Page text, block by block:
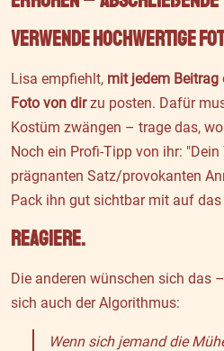
Verwende hochwertige
Lisa empfiehlt, mit jedem
Foto von dirzu posten. Dafür
Kostüm zwängen – trage das,
Noch ein Profi-Tipp von ihr:
prägnanten Satz/provokanten
Pack ihn gut sichtbar mit auf das
Reagiere.
Die anderen wünschen sich das
sich auch der Algorithmus:
Wenn sich jemand die